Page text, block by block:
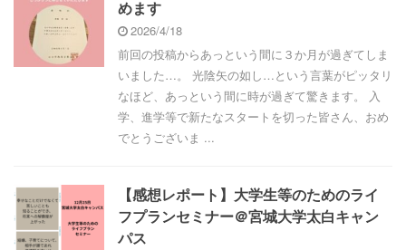
めます
2026/4/18
前回の投稿からあっという間に３か月が過ぎてしま
いました…。 光陰矢の如し…という言葉がピッタリ
なほど、あっという間に時が過ぎて驚きます。 入
学、進学等で新たなスタートを切った皆さん、おめ
でとうございま ...
【感想レポート】大学生等のためのライ
フプランセミナー＠宮城大学太白キャン
パス